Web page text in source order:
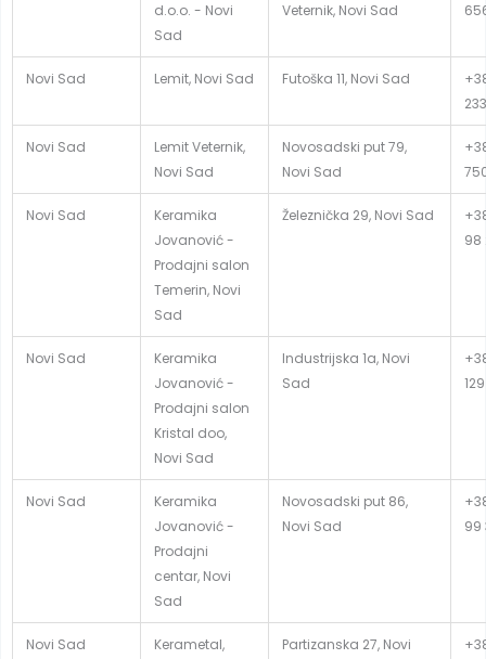
d.o.o. - Novi
Sad
Veternik, Novi Sad
Novi Sad Lemit, Novi Sad Futoška 11, Novi Sad
233
Novi Sad
Lemit Veternik,
Novi Sad
Novosadski put 79,
Novi Sad
Novi Sad
Keramika
Jovanović -
Prodajni salon
Temerin, Novi
Sad
Železnička 29, Novi Sad
98
Novi Sad
Keramika
Jovanović -
Prodajni salon
Kristal doo,
Novi Sad
Industrijska 1a, Novi
Sad
129
Novi Sad
Keramika
Jovanović -
Prodajni
centar, Novi
Sad
Novosadski put 86,
Novi Sad
99
Novi Sad Kerametal, Partizanska 27, Novi